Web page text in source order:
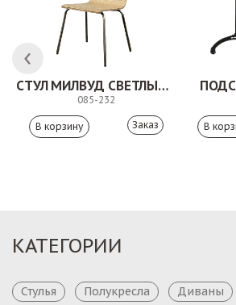
СТУЛ МИЛВУД СВЕТЛЫЙ ШЕЛК
085-232
Заказ
КАТЕГОРИИ
Стулья Полукресла Диваны